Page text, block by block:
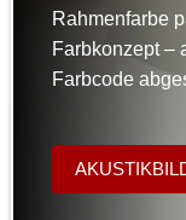
Rahmenfarbe
Farbkonzept –
Farbcode